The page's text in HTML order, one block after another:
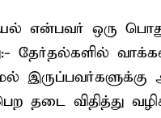
என்பவர் ஒரு
தேர்தல்களில்
இருப்பவர்களுக்கு
தடை விதித்து